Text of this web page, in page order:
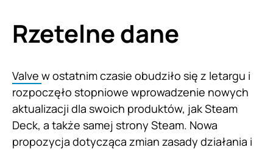
Rzetelne dane
Valve w ostatnim czasie obudziło się z letargu i
rozpoczęło stopniowe wprowadzenie nowych
aktualizacji dla swoich produktów, jak Steam
Deck, a także samej strony Steam. Nowa
propozycja dotycząca zmian zasady działania i